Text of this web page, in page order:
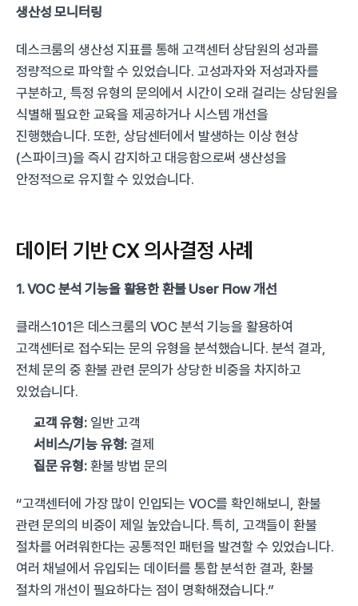
생산성 모니터링
데스크룸의 생산성 지표를 통해 고객센터 상담원의 성과를
정량적으로 파악할 수 있었습니다. 고성과자와 저성과자를
구분하고, 특정 유형의 문의에서 시간이 오래 걸리는 상담원을
식별해 필요한 교육을 제공하거나 시스템 개선을
진행했습니다. 또한, 상담센터에서 발생하는 이상 현상
(스파이크)을 즉시 감지하고 대응함으로써 생산성을
안정적으로 유지할 수 있었습니다.
데이터 기반 CX 의사결정 사례
1. VOC 분석 기능을 활용한 환불 User Flow 개선
클래스101은 데스크룸의 VOC 분석 기능을 활용하여
고객센터로 접수되는 문의 유형을 분석했습니다. 분석 결과,
전체 문의 중 환불 관련 문의가 상당한 비중을 차지하고
있었습니다.
고객 유형: 일반 고객
서비스/기능 유형: 결제
질문 유형: 환불 방법 문의
“고객센터에 가장 많이 인입되는 VOC를 확인해보니, 환불
관련 문의의 비중이 제일 높았습니다. 특히, 고객들이 환불
절차를 어려워한다는 공통적인 패턴을 발견할 수 있었습니다.
여러 채널에서 유입되는 데이터를 통합 분석한 결과, 환불
절차의 개선이 필요하다는 점이 명확해졌습니다.”